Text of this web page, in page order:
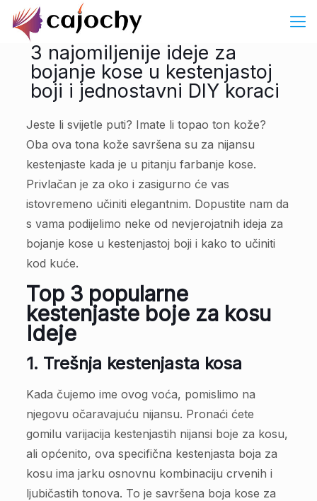
3 najomiljenije ideje za
bojanje kose u kestenjastoj
boji i jednostavni DIY koraci
Jeste li svijetle puti? Imate li topao ton kože?
Oba ova tona kože savršena su za nijansu
kestenjaste kada je u pitanju farbanje kose.
Privlačan je za oko i zasigurno će vas
istovremeno učiniti elegantnim. Dopustite nam da
s vama podijelimo neke od nevjerojatnih ideja za
bojanje kose u kestenjastoj boji i kako to učiniti
kod kuće.
Top 3 popularne
kestenjaste boje za kosu
Ideje
1. Trešnja kestenjasta kosa
Kada čujemo ime ovog voća, pomislimo na
njegovu očaravajuću nijansu. Pronaći ćete
gomilu varijacija kestenjastih nijansi boje za kosu,
ali općenito, ova specifična kestenjasta boja za
kosu ima jarku osnovnu kombinaciju crvenih i
ljubičastih tonova. To je savršena boja kose za